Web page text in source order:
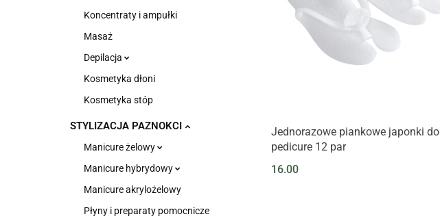
Koncentraty i ampułki
Masaż
Depilacja
Kosmetyka dłoni
Kosmetyka stóp
STYLIZACJA PAZNOKCI
Manicure żelowy
Manicure hybrydowy
Manicure akrylożelowy
Płyny i preparaty pomocnicze
Jednorazowe piankowe japonki do
pedicure 12 par
16.00